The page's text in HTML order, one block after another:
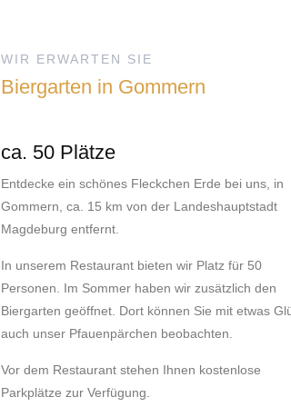
WIR ERWARTEN SIE
Biergarten in Gommern
ca. 50 Plätze
Entdecke ein schönes Fleckchen Erde bei uns, in
Gommern, ca. 15 km von der Landeshauptstadt
Magdeburg entfernt.
In unserem Restaurant bieten wir Platz für 50
Personen. Im Sommer haben wir zusätzlich den
Biergarten geöffnet. Dort können Sie mit etwas
auch unser Pfauenpärchen beobachten.
Vor dem Restaurant stehen Ihnen kostenlose
Parkplätze zur Verfügung.